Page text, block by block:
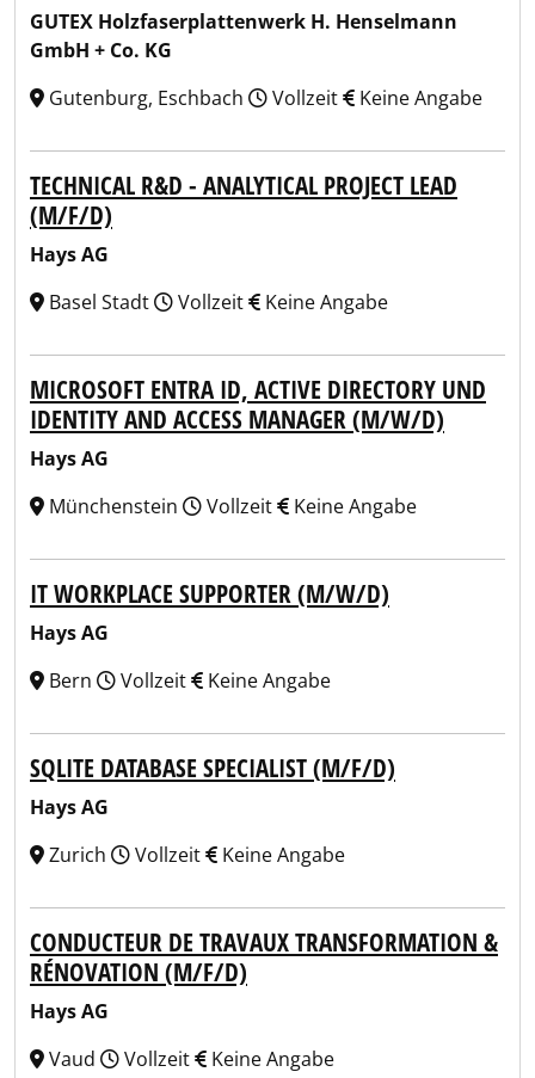
GUTEX Holzfaserplattenwerk H. Henselmann
GmbH + Co. KG
Gutenburg, Eschbach
Vollzeit Keine Angabe
TECHNICAL R&D - ANALYTICAL PROJECT LEAD
(M/F/D)
Hays AG
Basel Stadt
Vollzeit Keine Angabe
MICROSOFT ENTRA ID, ACTIVE DIRECTORY UND
IDENTITY AND ACCESS MANAGER (M/W/D)
Hays AG
Münchenstein
Vollzeit Keine Angabe
IT WORKPLACE SUPPORTER (M/W/D)
Hays AG
Bern
Vollzeit Keine Angabe
SQLITE DATABASE SPECIALIST (M/F/D)
Hays AG
Zurich
Vollzeit Keine Angabe
CONDUCTEUR DE TRAVAUX TRANSFORMATION &
RÉNOVATION (M/F/D)
Hays AG
Vaud
Vollzeit Keine Angabe